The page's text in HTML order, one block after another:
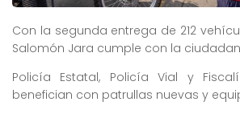
Con la segunda entrega de 212
Salomón Jara cumple con la
Policía Estatal, Policía Vial y
benefician con patrullas nuevas y